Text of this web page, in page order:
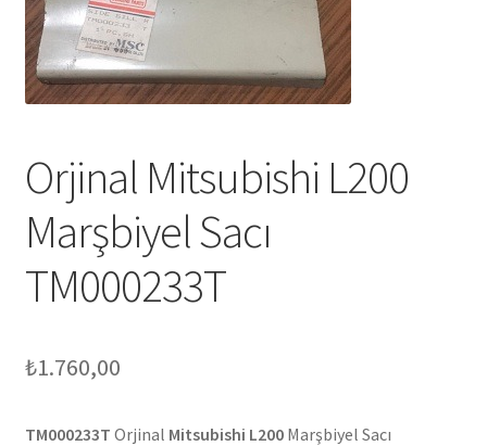
Orjinal Mitsubishi L200
Marşbiyel Sacı
TM000233T
₺1.760,00
TM000233T Orjinal Mitsubishi L200Marşbiyel Sacı